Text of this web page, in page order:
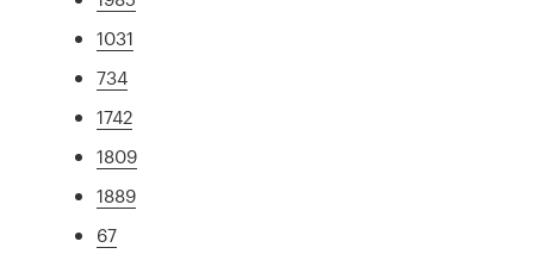
1031
734
1742
1809
1889
67